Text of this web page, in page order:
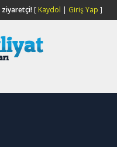
ziyaretçi![ Kaydol | Giriş Yap ]